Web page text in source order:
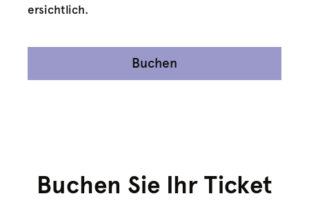
ersichtlich.
Buchen
Buchen Sie Ihr Ticket